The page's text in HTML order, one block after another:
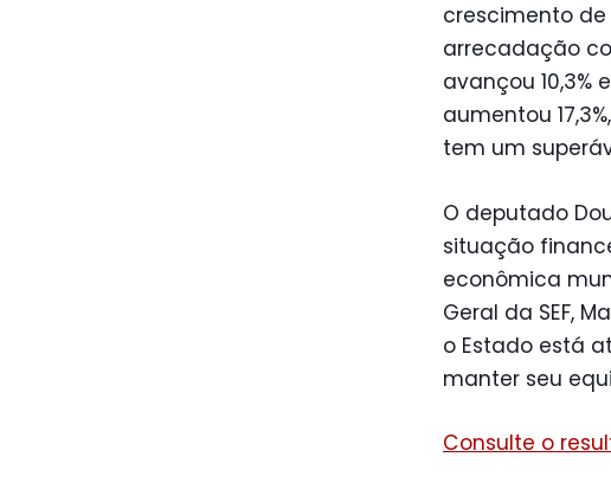
crescimento de
arrecadação
avançou 10,3%
aumentou
tem um
O deputado
situação
econômica
Geral da SEF,
o Estado está
manter seu
Consulte o